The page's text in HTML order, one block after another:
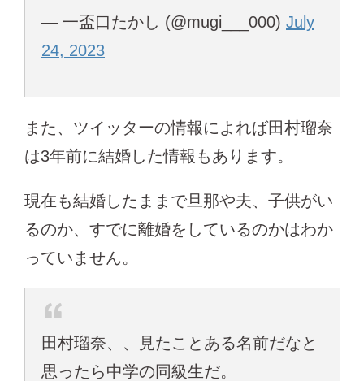
— 一盃口たかし (@mugi___000) July
24, 2023
また、ツイッターの情報によれば田村瑠奈
は3年前に結婚した情報もあります。
現在も結婚したままで旦那や夫、子供がい
るのか、すでに離婚をしているのかはわか
っていません。
田村瑠奈、、見たことある名前だなと
思ったら中学の同級生だ。